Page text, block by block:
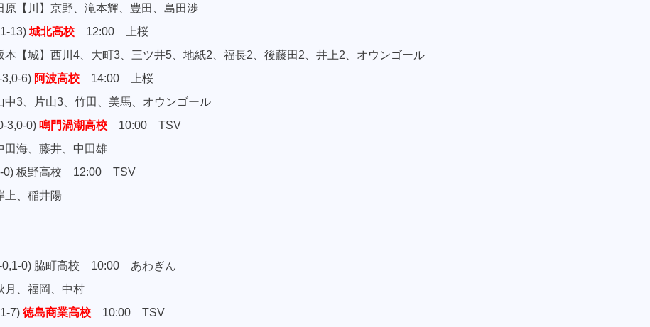
川】京野、滝本輝、豊田、島田渉
13) 城北高校 12:00 上桜
】西川4、大町3、三ツ井5、地紙2、福長2、後藤田2、井上2、オウンゴール
6) 阿波高校 14:00 上桜
片山3、竹田、美馬、オウンゴール
3,0-0) 鳴門渦潮高校 10:00 TSV
、藤井、中田雄
0) 板野高校 12:00 TSV
、稲井陽
0,1-0) 脇町高校 10:00 あわぎん
福岡、中村
7) 徳島商業高校 10:00 TSV